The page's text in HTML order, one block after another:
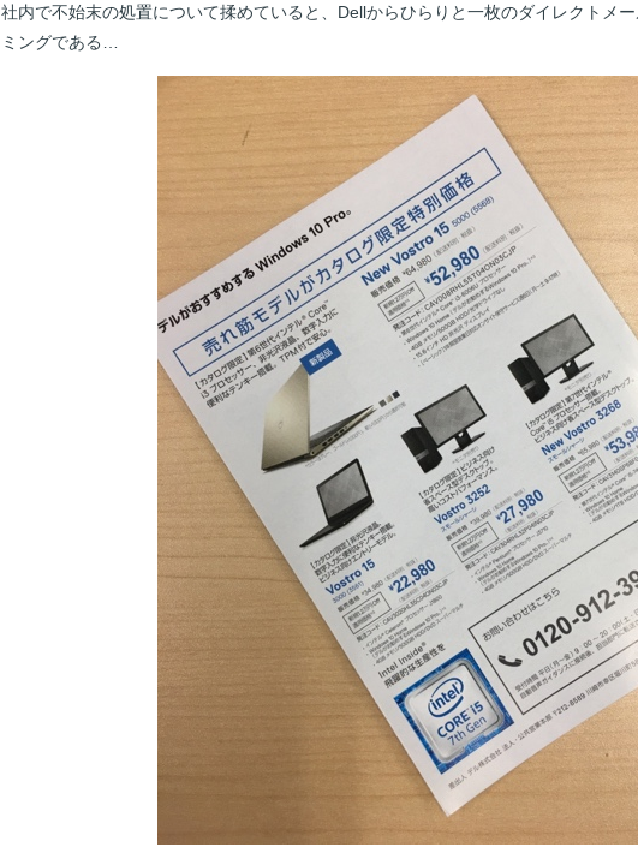
社内で不始末の処置について揉めていると、Dellからひらりと一枚のダイレクトメ
ミングである…